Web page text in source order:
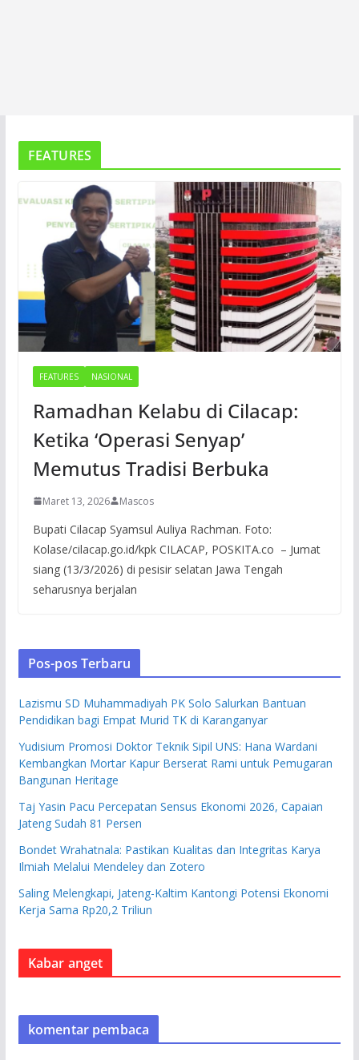
FEATURES
FEATURES NASIONAL
Ramadhan Kelabu di Cilacap:
Ketika ‘Operasi Senyap’
Memutus Tradisi Berbuka
Maret 13, 2026 Mascos
Bupati Cilacap Syamsul Auliya Rachman. Foto:
Kolase/cilacap.go.id/kpk CILACAP, POSKITA.co – Jumat
siang (13/3/2026) di pesisir selatan Jawa Tengah
seharusnya berjalan
Pos-pos Terbaru
Lazismu SD Muhammadiyah PK Solo Salurkan Bantuan
Pendidikan bagi Empat Murid TK di Karanganyar
Yudisium Promosi Doktor Teknik Sipil UNS: Hana Wardani
Kembangkan Mortar Kapur Berserat Rami untuk Pemugaran
Bangunan Heritage
Taj Yasin Pacu Percepatan Sensus Ekonomi 2026, Capaian
Jateng Sudah 81 Persen
Bondet Wrahatnala: Pastikan Kualitas dan Integritas Karya
Ilmiah Melalui Mendeley dan Zotero
Saling Melengkapi, Jateng-Kaltim Kantongi Potensi Ekonomi
Kerja Sama Rp20,2 Triliun
Kabar anget
komentar pembaca